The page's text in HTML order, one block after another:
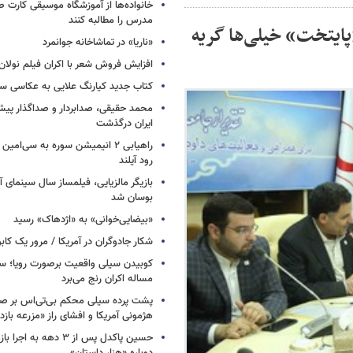
خیلی‌ها گریه
خانواده‌ها از آموزشگاه موسیقی
مدرس را مطالبه کنند
«ناریا» در تماشاخانه جوانمرد
افزایش فروش شعر با اکران فیلم
کتاب جدید کیارنگ علایی به عکاسی
محمد حقیقی، صدابردار و صداگذار
ایران درگذشت
راهیابی ۲ انیمیشن سوره به
رود آیلند
بازیگر مالزیایی، فیلمساز سال
بوسان شد
«بیضایی‌خوانی» به «اژدهاک» رسید
شکار جادوگران در آمریکا / مرور یک
کوبیدن سیلی واقعیت برصورت رویا؛
مساله اکران رنج می‌برد
پشت پرده سیلی محکم بی‌تی‌اس بر
هژمونی آمریکا و افشای راز «مزرعه
حسین پاکدل پس از ۳ دهه